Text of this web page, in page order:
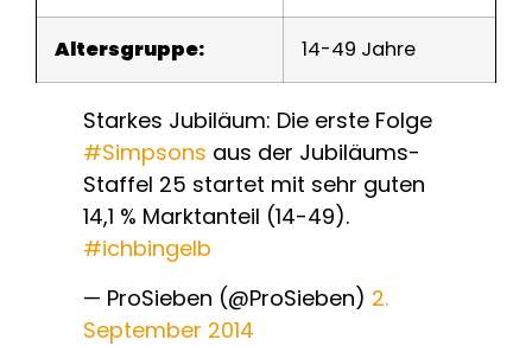
Altersgruppe: 14-49 Jahre
Starkes Jubiläum: Die erste Folge
#Simpsons aus der Jubiläums-
Staffel 25 startet mit sehr guten
14,1 % Marktanteil (14-49).
#ichbingelb
— ProSieben (@ProSieben) 2.
September 2014